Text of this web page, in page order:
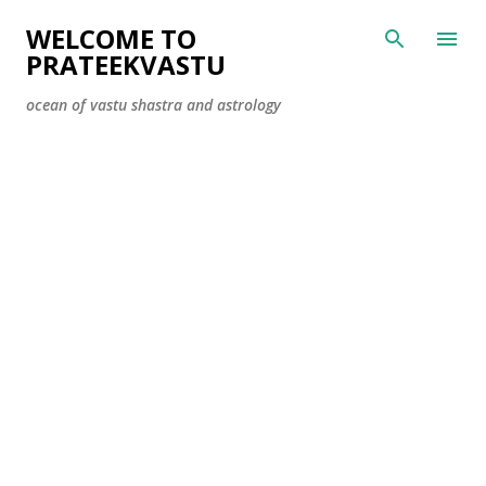
Skip to main content
WELCOME TO
PRATEEKVASTU
ocean of vastu shastra and astrology